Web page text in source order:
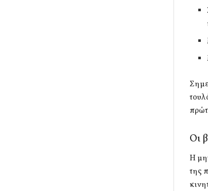
Οι
Η
της